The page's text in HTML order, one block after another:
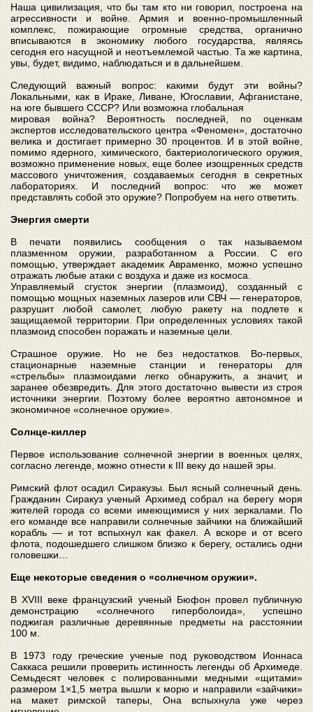
Наша цивилизация, что бы там кто ни говорил, построена на
агрессивности и войне. Армия и военно-промышленный
комплекс, пожирающие огромные средства, органично
вписываются в экономику любого государства, являясь
сегодня его насущной и неотъемлемой частью. Та же картина,
увы, будет, видимо, наблюдаться и в дальнейшем.
Следующий важный вопрос: какими будут эти войны?
Локальными, как в Ираке, Ливане, Югославии, Афганистане,
на юге бывшего СССР? Или возможна глобальная
мировая война? Вероятность последней, по оценкам
экспертов исследовательского центра «Феномен», достаточно
велика и достигает примерно 30 процентов. И в этой войне,
помимо ядерного, химического, бактериологического оружия,
возможно применение новых, еще более изощренных средств
массового уничтожения, создаваемых сегодня в секретных
лабораториях. И последний вопрос: что же может
представлять собой это оружие? Попробуем на него ответить.
Энергия смерти
В печати появились сообщения о так называемом
плазменном оружии, разработанном а России. С его
помощью, утверждает академик Авраменко, можно успешно
отражать любые атаки с воздуха и даже из космоса.
Управляемый сгусток энергии (плазмоид), созданный с
помощью мощных наземных лазеров или СВЧ — генераторов,
разрушит любой самолет, любую ракету на подлете к
защищаемой территории. При определенных условиях такой
плазмоид способен поражать и наземные цели.
Страшное оружие. Но не без недостатков. Во-первых,
стационарные наземные станции и генераторы для
«стрельбы» плазмоидами легко обнаружить, а значит, и
заранее обезвредить. Для этого достаточно вывести из строя
источники энергии. Поэтому более вероятно автономное и
экономичное «солнечное оружие».
Солнце-киллер
Первое использование солнечной энергии в военных целях,
согласно легенде, можно отнести к III веку до нашей эры.
Римский флот осадил Сиракузы. Был ясный солнечный день.
Гражданин Сиракуз ученый Архимед собрал на берегу моря
жителей города со всеми имеющимися у них зеркалами. По
его команде все направили солнечные зайчики на ближайший
корабль — и тот вспыхнул как факел. А вскоре и от всего
флота, подошедшего слишком близко к берегу, остались одни
головешки…
Еще некоторые сведения о «солнечном оружии».
В XVIII веке французский ученый Бюфон провел публичную
демонстрацию «солнечного гиперболоида», успешно
поджигая различные деревянные предметы на расстоянии
100 м.
В 1973 году греческие ученые под руководством Ионнаса
Саккаса решили проверить истинность легенды об Архимеде.
Семьдесят человек с полированными медными «щитами»
размером 1×1,5 метра вышли к морю и направили «зайчики»
на макет римской таперы, Она вспыхнула уже через